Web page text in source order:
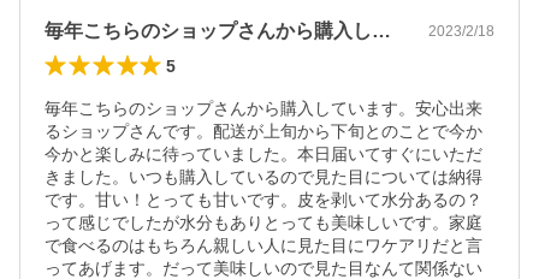
毎年こちらのショップさんから購入してい… 2023/2/18
5
毎年こちらのショップさんから購入しています。安心出来
るショップさんです。配送が上旬から下旬とのことで今か
今かと楽しみに待っていました。本日届いてすぐにいただ
きました。いつも購入しているので見た目については納得
です。甘い！とっても甘いです。皮を剥いて水分あるの？
って感じでしたが水分もありとっても美味しいです。家庭
で食べるのはもちろん親しい人に見た目にワケアリだと言
ってあげます。だって美味しいので見た目なんて関係ない